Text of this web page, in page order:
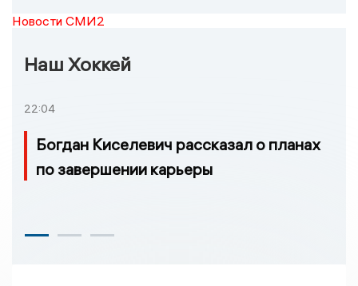
Новости СМИ2
Наш Хоккей
22:04
Богдан Киселевич рассказал о планах
по завершении карьеры